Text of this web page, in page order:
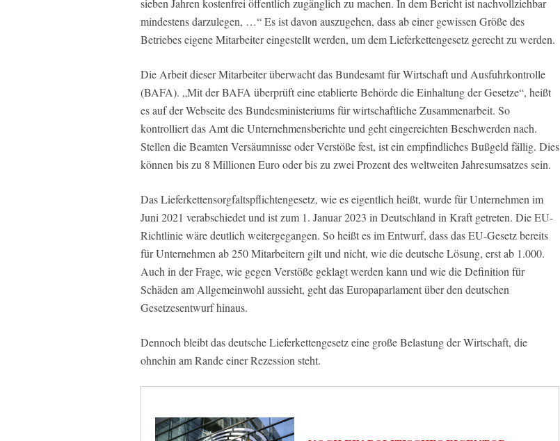
sieben Jahren kostenfrei öffentlich zugänglich zu machen. In dem Bericht ist nachvollziehbar
mindestens darzulegen, …“ Es ist davon auszugehen, dass ab einer gewissen Größe des
Betriebes eigene Mitarbeiter eingestellt werden, um dem Lieferkettengesetz gerecht zu werden.
Die Arbeit dieser Mitarbeiter überwacht das Bundesamt für Wirtschaft und Ausfuhrkontrolle
(BAFA). „Mit der BAFA überprüft eine etablierte Behörde die Einhaltung der Gesetze“, heißt
es auf der Webseite des Bundesministeriums für wirtschaftliche Zusammenarbeit. So
kontrolliert das Amt die Unternehmensberichte und geht eingereichten Beschwerden nach.
Stellen die Beamten Versäumnisse oder Verstöße fest, ist ein empfindliches Bußgeld fällig. Dies
können bis zu 8 Millionen Euro oder bis zu zwei Prozent des weltweiten Jahresumsatzes sein.
Das Lieferkettensorgfaltspflichtengesetz, wie es eigentlich heißt, wurde für Unternehmen im
Juni 2021 verabschiedet und ist zum 1. Januar 2023 in Deutschland in Kraft getreten. Die EU-
Richtlinie wäre deutlich weitergegangen. So heißt es im Entwurf, dass das EU-Gesetz bereits
für Unternehmen ab 250 Mitarbeitern gilt und nicht, wie die deutsche Lösung, erst ab 1.000.
Auch in der Frage, wie gegen Verstöße geklagt werden kann und wie die Definition für
Schäden am Allgemeinwohl aussieht, geht das Europaparlament über den deutschen
Gesetzesentwurf hinaus.
Dennoch bleibt das deutsche Lieferkettengesetz eine große Belastung der Wirtschaft, die
ohnehin am Rande einer Rezession steht.